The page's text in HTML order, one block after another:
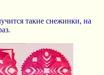
такие снежинки, на